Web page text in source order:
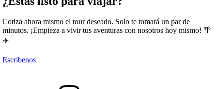
Cotiza ahora mismo el tour deseado. Solo te tomará un par de
minutos. ¡Empieza a vivir tus aventuras con nosotros hoy mismo! 🌴
✈️
Escribenos